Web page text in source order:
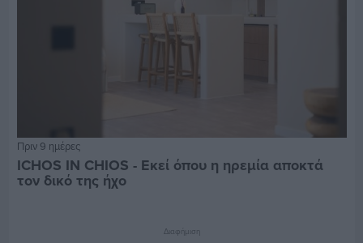
Πριν 9 ημέρες
ICHOS IN CHIOS - Εκεί όπου η ηρεμία αποκτά
τον δικό της ήχο
Διαφήμιση